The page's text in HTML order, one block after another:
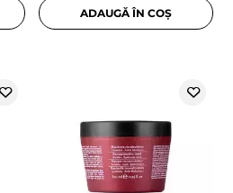
ADAUGĂ ÎN COȘ